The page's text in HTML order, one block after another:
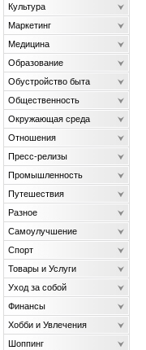
Культура
Маркетинг
Медицина
Образование
Обустройство быта
Общественность
Окружающая среда
Отношения
Пресс-релизы
Промышленность
Путешествия
Разное
Самоулучшение
Спорт
Товары и Услуги
Уход за собой
Финансы
Хобби и Увлечения
Шоппинг